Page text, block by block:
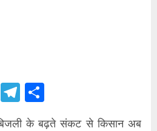
TwitterTelegram
के बढ़ते संकट से किसान अब